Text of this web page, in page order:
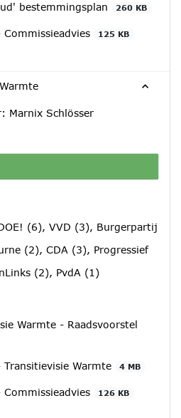
bestemmingsplan
260 KB
125 KB
Marnix Schlösser
(6), VVD (3), Burgerpartij
(2), CDA (3), Progressief
(2), PvdA (1)
Warmte - Raadsvoorstel
Warmte 4 MB
126 KB